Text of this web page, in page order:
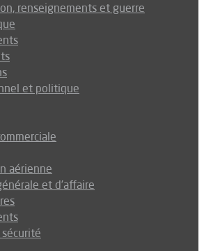
renseignements et guerre
et politique
aérienne
et d’affaire